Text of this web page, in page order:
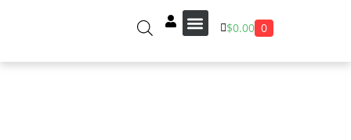
$0.00 0